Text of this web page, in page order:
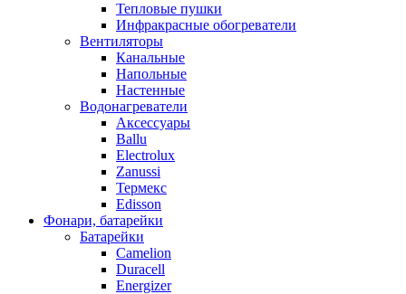
Тепловые пушки
Инфракрасные обогреватели
Вентиляторы
Канальные
Напольные
Настенные
Водонагреватели
Аксессуары
Ballu
Electrolux
Zanussi
Термекс
Edisson
Фонари, батарейки
Батарейки
Camelion
Duracell
Energizer